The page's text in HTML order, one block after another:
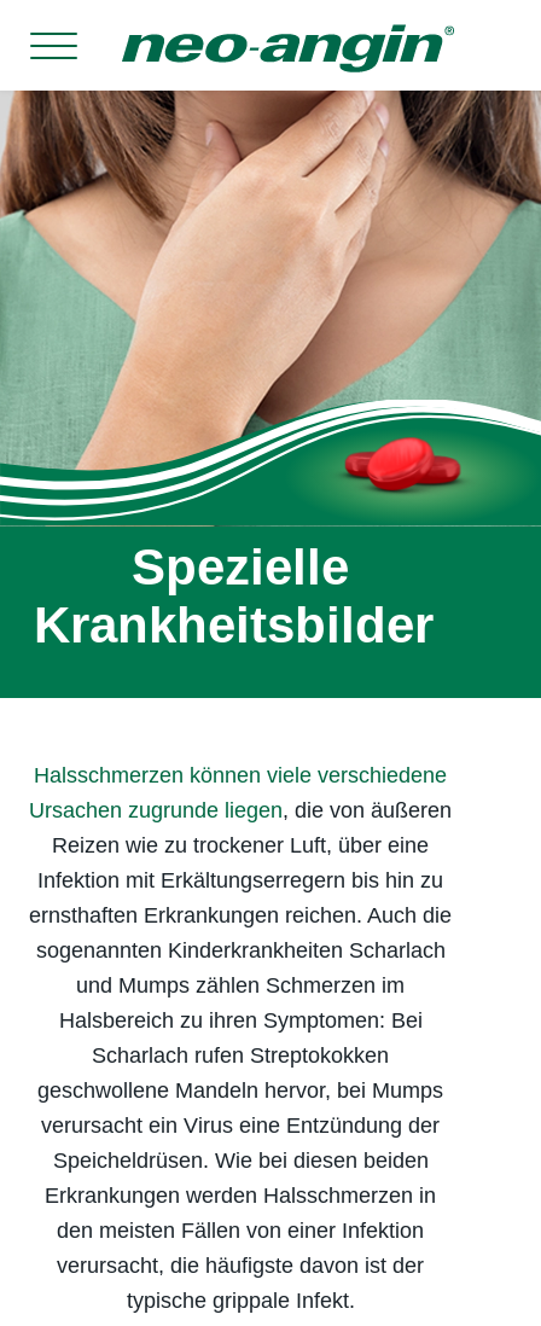
Spezielle
Krankheits­bilder
Halsschmerzen können viele verschiedene
Ursachen zugrunde liegen, die von äußeren
Reizen wie zu trockener Luft, über eine
Infektion mit Erkältungserregern bis hin zu
ernsthaften Erkrankungen reichen. Auch die
sogenannten Kinderkrankheiten Scharlach
und Mumps zählen Schmerzen im
Halsbereich zu ihren Symptomen: Bei
Scharlach rufen Streptokokken
geschwollene Mandeln hervor, bei Mumps
verursacht ein Virus eine Entzündung der
Speicheldrüsen. Wie bei diesen beiden
Erkrankungen werden Halsschmerzen in
den meisten Fällen von einer Infektion
verursacht, die häufigste davon ist der
typische grippale Infekt.